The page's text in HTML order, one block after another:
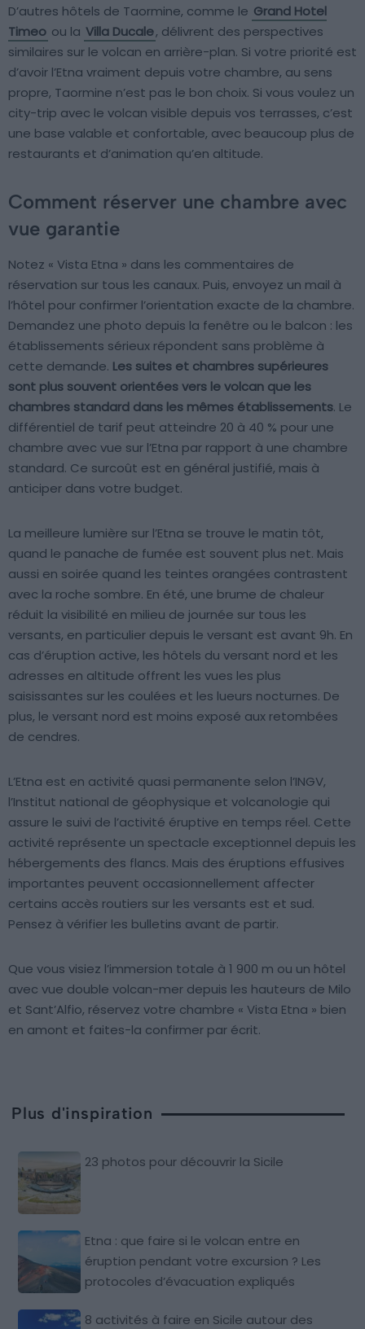
D’autres hôtels de Taormine, comme le Grand Hotel
Timeo ou la Villa Ducale, délivrent des perspectives
similaires sur le volcan en arrière-plan. Si votre priorité est
d’avoir l’Etna vraiment depuis votre chambre, au sens
propre, Taormine n’est pas le bon choix. Si vous voulez un
city-trip avec le volcan visible depuis vos terrasses, c’est
une base valable et confortable, avec beaucoup plus de
restaurants et d’animation qu’en altitude.
Comment réserver une chambre avec
vue garantie
Notez « Vista Etna » dans les commentaires de
réservation sur tous les canaux. Puis, envoyez un mail à
l’hôtel pour confirmer l’orientation exacte de la chambre.
Demandez une photo depuis la fenêtre ou le balcon : les
établissements sérieux répondent sans problème à
cette demande. Les suites et chambres supérieures
sont plus souvent orientées vers le volcan que les
chambres standard dans les mêmes établissements. Le
différentiel de tarif peut atteindre 20 à 40 % pour une
chambre avec vue sur l’Etna par rapport à une chambre
standard. Ce surcoût est en général justifié, mais à
anticiper dans votre budget.
La meilleure lumière sur l’Etna se trouve le matin tôt,
quand le panache de fumée est souvent plus net. Mais
aussi en soirée quand les teintes orangées contrastent
avec la roche sombre. En été, une brume de chaleur
réduit la visibilité en milieu de journée sur tous les
versants, en particulier depuis le versant est avant 9h. En
cas d’éruption active, les hôtels du versant nord et les
adresses en altitude offrent les vues les plus
saisissantes sur les coulées et les lueurs nocturnes. De
plus, le versant nord est moins exposé aux retombées
de cendres.
L’Etna est en activité quasi permanente selon l’INGV,
l’Institut national de géophysique et volcanologie qui
assure le suivi de l’activité éruptive en temps réel. Cette
activité représente un spectacle exceptionnel depuis les
hébergements des flancs. Mais des éruptions effusives
importantes peuvent occasionnellement affecter
certains accès routiers sur les versants est et sud.
Pensez à vérifier les bulletins avant de partir.
Que vous visiez l’immersion totale à 1 900 m ou un hôtel
avec vue double volcan-mer depuis les hauteurs de Milo
et Sant’Alfio, réservez votre chambre « Vista Etna » bien
en amont et faites-la confirmer par écrit.
Plus d'inspiration
23 photos pour découvrir la Sicile
Etna : que faire si le volcan entre en
éruption pendant votre excursion ? Les
protocoles d’évacuation expliqués
8 activités à faire en Sicile autour des